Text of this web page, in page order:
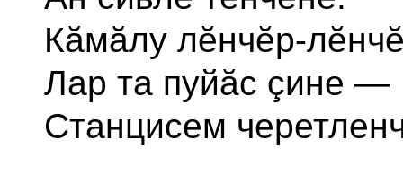
Кăмăлу лĕнчĕр-
Лар та пуйăс çине —
Станцисем